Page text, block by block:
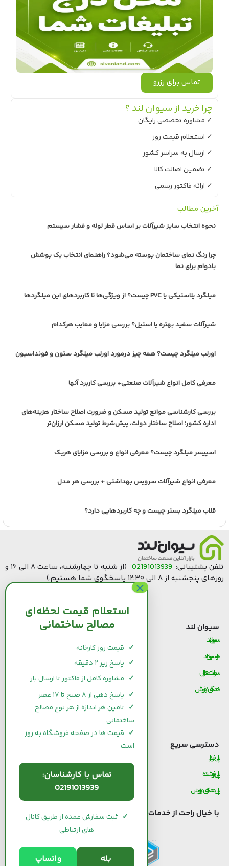
تماس برای رزرو
چرا خرید از سیوان لند ؟
✓ مشاوره تخصصی رایگان
✓ استعلام قیمت روز
✓ ارسال به سراسر کشور
✓ تضمین اصالت کالا
✓ ارائه فاکتور رسمی
آخرین مطالب
نحوه انتخاب سایز شیرآلات بر اساس قطر لوله و فشار سیستم
چرا رنگ نمای ساختمان پوسته می‌شود؟ راهنمای انتخاب یک پوشش
بادوام برای نما
میلگرد پلاستیکی یا PVC چیست؟ از ویژگی‌ها تا کاربردهای این میلگردها
شیرآلات سفید بهتره یا استیل؟ بررسی مزایا و معایب هرکدام
اورلب میلگرد چیست؟ همه چیز درمورد اورلب میلگرد ستون و فونداسیون
معرفی کامل انواع شیرآلات صنعتی+ بررسی کاربرد آنها
بررسی کارشناسی موانع تولید مسکن و ضرورت اصلاح ساختار هزینه‌های
اداره کشور؛ اصلاح ساختار دولت، پیش‌شرط تولید مسکن ارزان‌تر
اسپیسر میلگرد چیست؟ معرفی انواع و بررسی مزایای هریک
معرفی انواع شیرآلات سرویس بهداشتی + بررسی هر مدل
قلاب میلگرد بستر چیست و چه کاربردهایی دارد؟
تلفن پشتیبانی: 02191013939
(از شنبه تا چهارشنبه، ساعت ۸ الی ۱۶ و
روزهای پنجشنبه از ۸ الی ۱۲:۳۰ پاسخگوی شما هستیم.)
سیوان لند
سیوان لند
درباره سیوان لند
سوالات متداول
همکاری در فروش
قیمت مصالح ساختمانی
قیمت و خرید کاشی و سرامیک
قیمت و خرید آجر
قیمت و خرید گچ
قیمت و خرید شیرآلات
دسترسی سریع
پنل خریدار
پنل فروشنده
پنل همکاری در فروش
با خیال راحت از خدمات سیوان لنداستفاده کنید.
استعلام قیمت لحظه‌ای
مصالح ساختمانی
✓ قیمت روز کارخانه
✓ پاسخ زیر ۲ دقیقه
✓ مشاوره کامل از فاکتور تا ارسال بار
✓ پاسخ دهی از ۸ صبح تا ۱۷ عصر
✓ تامین هر اندازه از هر نوع مصالح
ساختمانی
✓ قیمت ها در صفحه فروشگاه به روز
است
تماس با کارشناسان:
02191013939
✓ ثبت سفارش عمده از طریق کانال
های ارتباطی
بله واتساپ